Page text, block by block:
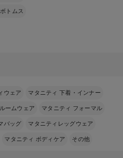
トムス
ウェア マタニティ 下着・インナー
ームウェア マタニティ フォーマル
バッグ マタニティレッグウェア
マタニティ ボディケア その他